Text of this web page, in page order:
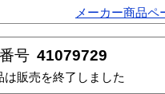
メーカー商品ペ
号 41079729
は販売を終了しました